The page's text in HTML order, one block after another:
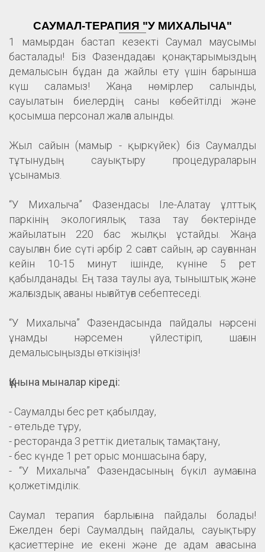
САУМАЛ-ТЕРАПИЯ "У МИХАЛЫЧА"
1 мамырдан бастап кезекті Саумал маусымы
басталады! Біз Фазендадағы қонақтарымыздың
демалысын бұдан да жайлы ету үшін барынша
күш саламыз! Жаңа нөмірлер салынды,
сауылатын биелердің саны көбейтілді және
қосымша персонал жалға алынды.
Жыл сайын (мамыр - қыркүйек) біз Саумалды
тұтынудың сауықтыру процедураларын
ұсынамыз.
“У Михалыча” Фазендасы Іле-Алатау ұлттық
паркінің экологиялық таза тау бөктерінде
жайылатын 220 бас жылқы ұстайды. Жаңа
сауылған бие сүті әрбір 2 сағат сайын, әр сауғаннан
кейін 10-15 минут ішінде, күніне 5 рет
қабылданады. Ең таза таулы ауа, тыныштық және
жалғыздық ағзаны нығайтуға себептеседі.
“У Михалыча” Фазендасында пайдалы нәрсені
ұнамды нәрсемен үйлестіріп, шағын
демалысыңызды өткізіңіз!
Құнына мыналар кіреді:
- Саумалды бес рет қабылдау,
- өтельде тұру,
- ресторанда 3 реттік диеталық тамақтану,
- бес күнде 1 рет орыс моншасына бару,
- “У Михалыча” Фазендасының бүкіл аумағына
қолжетімділік.
Саумал терапия барлығына пайдалы болады!
Ежелден бері Саумалдың пайдалы, сауықтыру
қасиеттеріне ие екені және де адам ағзасына